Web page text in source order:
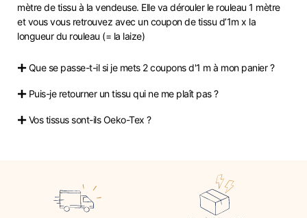
mètre de tissu à la vendeuse. Elle va dérouler le rouleau 1 mètre
et vous vous retrouvez avec un coupon de tissu d’1m x la
longueur du rouleau (= la laize)
Que se passe-t-il si je mets 2 coupons d'1 m à mon panier ?
Puis-je retourner un tissu qui ne me plaît pas ?
Vos tissus sont-ils Oeko-Tex ?